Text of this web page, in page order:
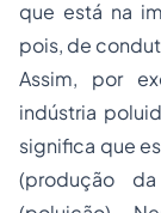
que está na
pois, de
Assim, por
indústria
significa que
(produção